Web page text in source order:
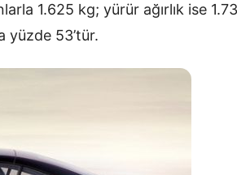
1.625 kg; yürür ağırlık ise
yüzde 53’tür.